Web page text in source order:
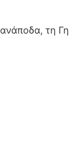
τη Γη